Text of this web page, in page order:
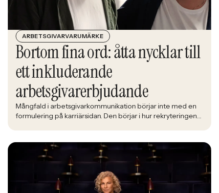
ARBETSGIVARVARUMÄRKE
Bortom fina ord: åtta nycklar till
ett inkluderande
arbetsgivarerbjudande
Mångfald i arbetsgivarkommunikation börjar inte med en
formulering på karriärsidan. Den börjar i hur rekryteringen
mer medvetna, regelverken skärps och konkurrensen om
rätt kompetens förändras räcker det inte längre att säga
att alla är välkomna. Arbetsgivare behöver kunna visa vad
det betyder i praktiken.